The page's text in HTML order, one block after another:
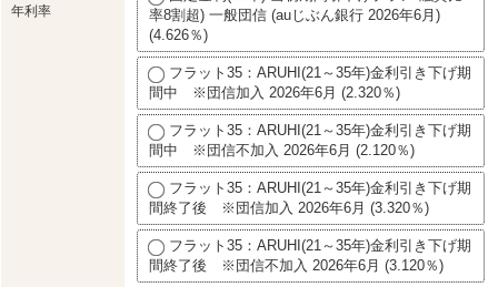
年利率
率8割超) 一般団信 (auじぶん銀行 2026年6月)
(4.626％)
フラット35：ARUHI(21～35年)金利引き下げ期
間中 ※団信加入 2026年6月 (2.320％)
フラット35：ARUHI(21～35年)金利引き下げ期
間中 ※団信不加入 2026年6月 (2.120％)
フラット35：ARUHI(21～35年)金利引き下げ期
間終了後 ※団信加入 2026年6月 (3.320％)
フラット35：ARUHI(21～35年)金利引き下げ期
間終了後 ※団信不加入 2026年6月 (3.120％)